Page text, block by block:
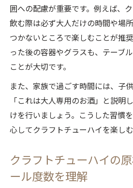
囲への配慮が重要です。例えば、
飲む際は必ず大人だけの時間や場
つかないところで楽しむことが推
った後の容器やグラスも、テーブ
ことが大切です。
また、家族で過ごす時間には、子
「これは大人専用のお酒」と説明
けを行いましょう。こうした習慣
心してクラフトチューハイを楽しむ
クラフトチューハイの
ール度数を理解